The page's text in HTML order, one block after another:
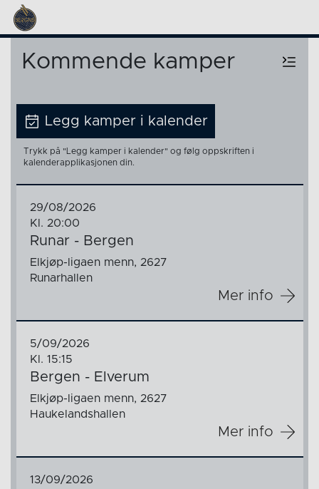
Kommende kamper
Legg kamper i kalender
Trykk på "Legg kamper i kalender" og følg oppskriften i
kalenderapplikasjonen din.
29/08/2026
Kl. 20:00
Runar - Bergen
Elkjøp-ligaen menn, 2627
Runarhallen
Mer info
5/09/2026
Kl. 15:15
Bergen - Elverum
Elkjøp-ligaen menn, 2627
Haukelandshallen
Mer info
13/09/2026